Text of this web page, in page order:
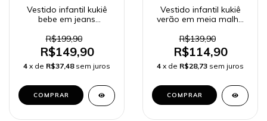
Vestido infantil kukiê
bebe em jeans
R$199,90
R$149,90
4 x de R$37,48 sem juros
COMPRAR
Vestido infantil kukiê
verão em meia malha
R$139,90
R$114,90
4 x de R$28,73 sem juros
COMPRAR